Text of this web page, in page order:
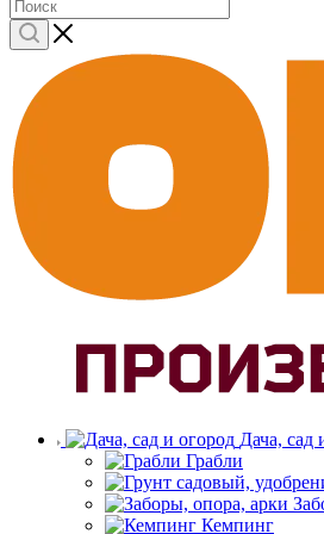
Дача, сад
Грабли
Кемпинг